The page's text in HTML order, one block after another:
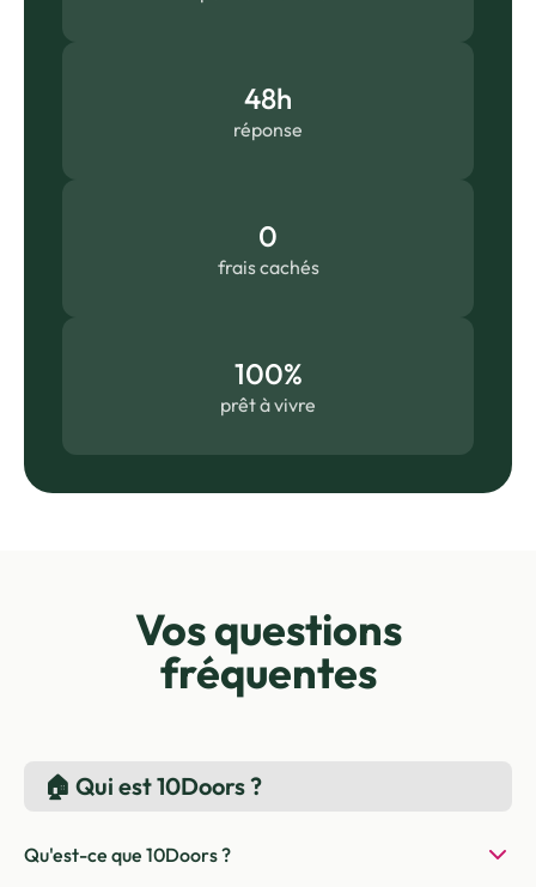
48h
réponse
0
frais cachés
100%
prêt à vivre
Vos questions
fréquentes
🏠 Qui est 10Doors ?
Qu'est-ce que 10Doors ?